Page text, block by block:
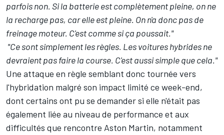
parfois non. Si la batterie est complètement pleine, on ne
la recharge pas, car elle est pleine. On n'a donc pas de
freinage moteur. C'est comme si ça poussait."
"Ce sont simplement les règles. Les voitures hybrides ne
devraient pas faire la course. C'est aussi simple que cela."
Une attaque en règle semblant donc tournée vers
l'hybridation malgré son impact limité ce week-end,
dont certains ont pu se demander si elle n'était pas
également liée au niveau de performance et aux
difficultés que rencontre Aston Martin, notamment